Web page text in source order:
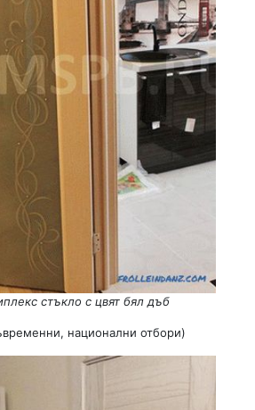
стъкло с цвят бял дъб
национални отбори)